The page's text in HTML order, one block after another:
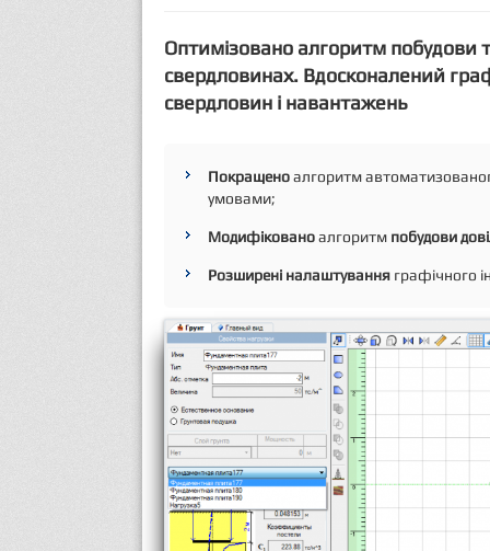
Оптимізовано алгоритм побудови
свердловинах. Вдосконалений
свердловин і навантажень
Покращеноалгоритм
умовами;
Модифікованоалгоритм побудови
Розширені налаштування графічного